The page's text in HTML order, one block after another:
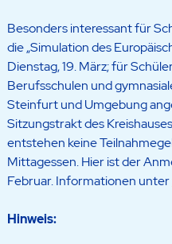
Besonders interessant für
die „Simulation des
Dienstag, 19. März; für
Berufsschulen und
Steinfurt und Umgebung
Sitzungstrakt des
entstehen keine
Mittagessen. Hier ist der
Februar. Informationen unter
Hinweis: